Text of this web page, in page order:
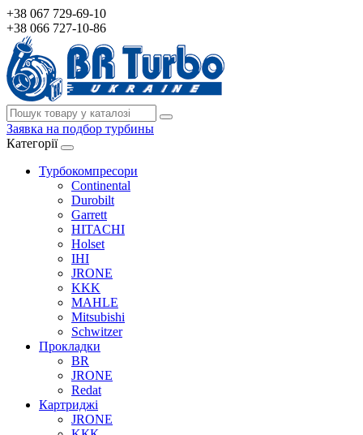
+38 067 729-69-10
+38 066 727-10-86
Заявка на подбор турбины
Категорії
Турбокомпресори
Continental
Durobilt
Garrett
HITACHI
Holset
IHI
JRONE
KKK
MAHLE
Mitsubishi
Schwitzer
Прокладки
BR
JRONE
Redat
Картриджі
JRONE